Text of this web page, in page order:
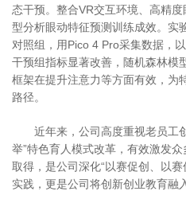
态干预。整合VR交互环境、高精
型分析眼动特征预测训练成效。实
对照组，用Pico 4 Pro采集数据，
干预组指标显著改善，随机森林模
框架在提升注意力等方面有效，为
路径。
近年来，公司高度重视老员工
举”特色育人模式改革，有效激发
取得，是公司深化“以赛促创、以
实践，更是公司将创新创业教育融